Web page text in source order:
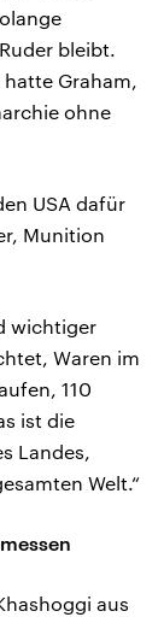
bleibt.
Graham,
ohne
USA dafür
Munition
wichtiger
Waren im
110
ist die
Landes,
Welt.“
aus